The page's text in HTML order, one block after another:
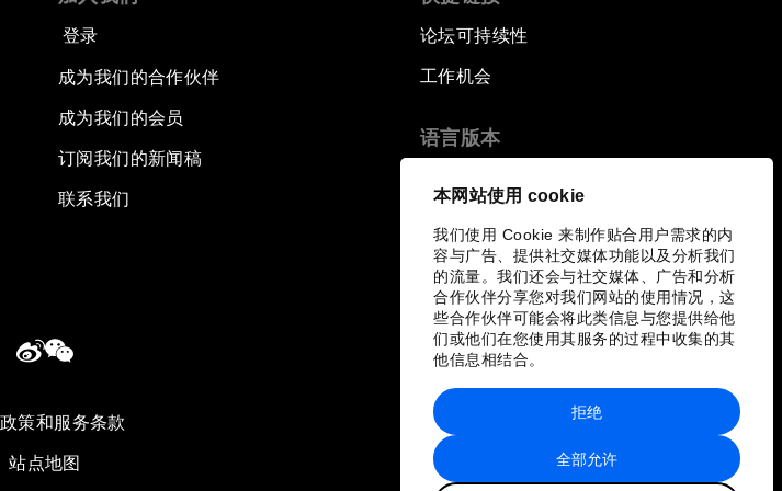
本网站使用 cookie
我们使用 Cookie 来制作贴合用户需求的内
容与广告、提供社交媒体功能以及分析我们
的流量。我们还会与社交媒体、广告和分析
合作伙伴分享您对我们网站的使用情况，这
些合作伙伴可能会将此类信息与您提供给他
们或他们在您使用其服务的过程中收集的其
他信息相结合。
全部允许
拒绝
登录
成为我们的合作伙伴
成为我们的会员
订阅我们的新闻稿
联系我们
论坛可持续性
工作机会
语言版本
策和服务条款
站点地图